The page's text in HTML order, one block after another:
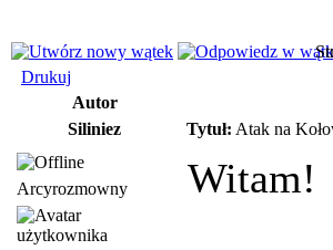
Drukuj
Autor
Siliniez
Tytuł: Atak na
Arcyrozmowny Witam!